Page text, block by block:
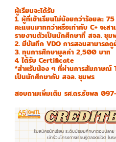
ผู้เรียนจะได้รับ
1. ผู้ที่เข้าเรียนไม่น้อยกว่าร้อยละ
คะแนนมากกว่าหรือเท่ากับ C+ จะส
รายงานตัวเป็นนักศึกษาที่ สจล. ชุม
2. มีบันทึก VDO การสอนสามารถ
3. ทุนการศึกษามูลค่า 2,500 บาท
4. ได้รับ Certificate
*สำหรับน้อง ๆ ที่ผ่านการสัมภาษณ์
เป็นนักศึกษากับ สจล. ชุมพร
สอบถามเพิ่มเติม รศ.ดร.ธัชพล